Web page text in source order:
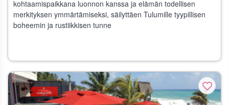
kohtaamispaikkana luonnon kanssa ja elämän todellisen
merkityksen ymmärtämiseksi, säilyttäen Tulumille tyypillisen
boheemin ja rustiikkisen tunne